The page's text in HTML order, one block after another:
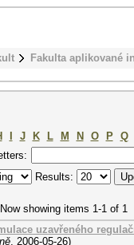
Fakulta aplikované
J K L M N O P
Q
Results:
Now showing items 1-1 of 1
uzavřeného
, 2006-05-26)